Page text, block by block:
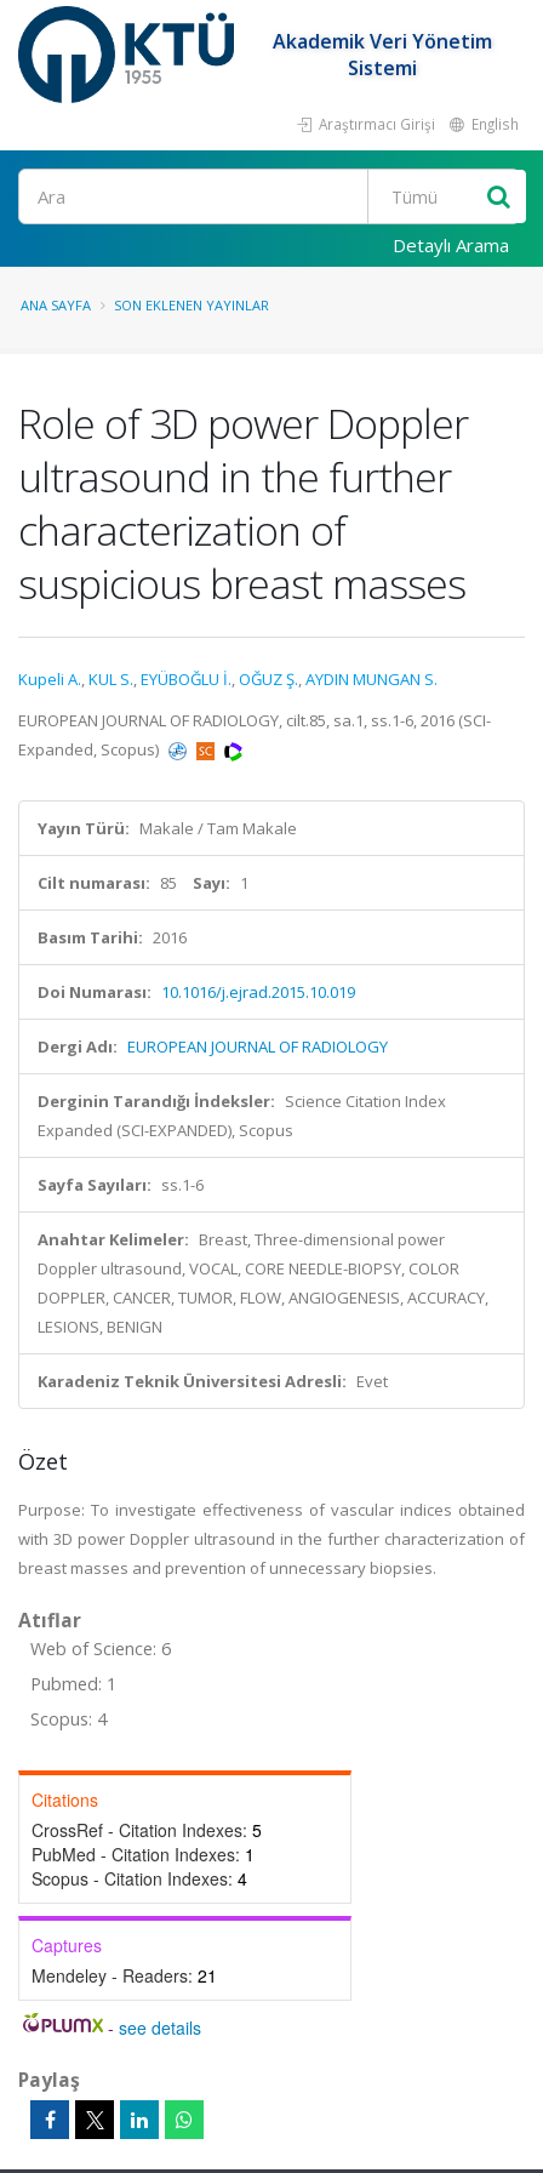
Akademik Veri Yönetim
Sistemi
Araştırmacı Girişi English
Ara
Detaylı Arama
ANA SAYFA SON EKLENEN YAYINLAR
Role of 3D power Doppler
ultrasound in the further
characterization of
suspicious breast masses
Kupeli A.,KUL S.,EYÜBOĞLU İ.,OĞUZ Ş.,AYDIN MUNGAN S.
EUROPEAN JOURNAL OF RADIOLOGY, cilt.85, sa.1, ss.1-6, 2016 (SCI-
Expanded, Scopus)
Yayın Türü: Makale / Tam Makale
Cilt numarası: 85 Sayı: 1
Basım Tarihi: 2016
Doi Numarası: 10.1016/j.ejrad.2015.10.019
Dergi Adı: EUROPEAN JOURNAL OF RADIOLOGY
Derginin Tarandığı İndeksler: Science Citation Index
Expanded (SCI-EXPANDED), Scopus
Sayfa Sayıları: ss.1-6
Anahtar Kelimeler: Breast, Three-dimensional power
Doppler ultrasound, VOCAL, CORE NEEDLE-BIOPSY, COLOR
DOPPLER, CANCER, TUMOR, FLOW, ANGIOGENESIS, ACCURACY,
LESIONS, BENIGN
Karadeniz Teknik Üniversitesi Adresli: Evet
Özet
Purpose: To investigate effectiveness of vascular indices obtained
with 3D power Doppler ultrasound in the further characterization of
breast masses and prevention of unnecessary biopsies.
Atıflar
Web of Science: 6
Pubmed: 1
Scopus: 4
Citations
CrossRef - Citation Indexes: 5
PubMed - Citation Indexes: 1
Scopus - Citation Indexes: 4
Captures
Mendeley - Readers: 21
- see details
Paylaş